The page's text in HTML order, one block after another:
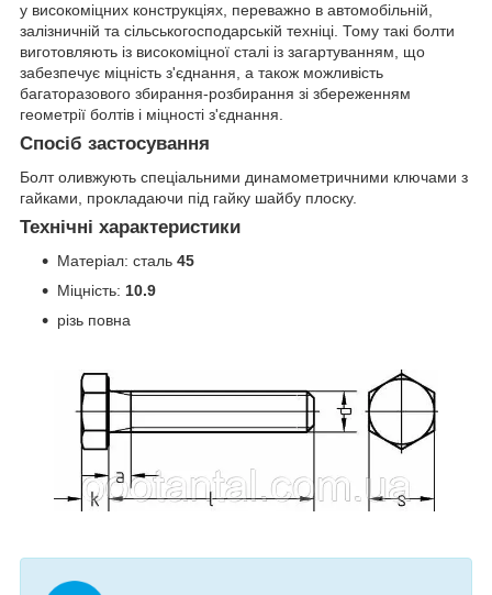
у високоміцних конструкціях, переважно в автомобільній,
залізничній та сільськогосподарській техніці. Тому такі болти
виготовляють із високоміцної сталі із загартуванням, що
забезпечує міцність з'єднання, а також можливість
багаторазового збирання-розбирання зі збереженням
геометрії болтів і міцності з'єднання.
Спосіб застосування
Болт оливжують спеціальними динамометричними ключами з
гайками, прокладаючи під гайку шайбу плоску.
Технічні характеристики
Матеріал: сталь 45
Міцність: 10.9
різь повна